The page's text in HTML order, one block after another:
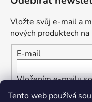
Tento web používá
Vložte svůj e-mail a
nových produktech
E-mail
Vložením e-mailu
osobních údajů